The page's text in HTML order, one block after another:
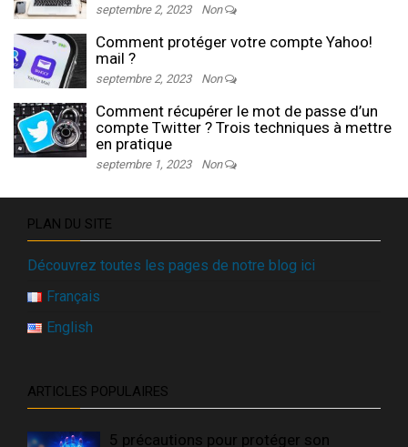
septembre 2, 2023 Non
Comment protéger votre compte Yahoo!
mail ?
septembre 2, 2023 Non
Comment récupérer le mot de passe d’un
compte Twitter ? Trois techniques à mettre
en pratique
septembre 1, 2023 Non
PLAN DU SITE
Découvrez toutes les pages de notre blog ici
Français
English
ARTICLES POPULAIRES
5 précautions pour protéger son